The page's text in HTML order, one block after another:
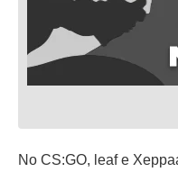
No CS:GO, leaf e